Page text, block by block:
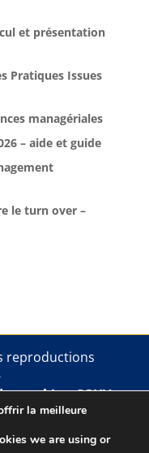
et présentation
Pratiques Issues
managériales
– aide et guide
le turn over –
reproductions
cookies.CGUV
la meilleure
we are using or